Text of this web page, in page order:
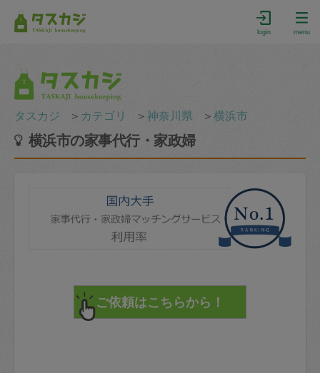
login menu
タスカジ ＞ カテゴリ ＞神奈川県 ＞横浜市
横浜市の家事代行・家政婦